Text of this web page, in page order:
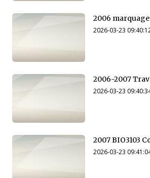
2006
2026-03-23
2006-2007
2026-03-23
2007 BIO3103
2026-03-23